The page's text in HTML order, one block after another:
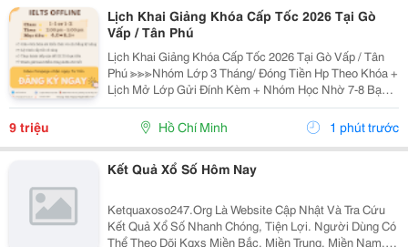
Lịch Khai Giảng Khóa Cấp Tốc 2026 Tại Gò
Vấp / Tân Phú
Lịch Khai Giảng Khóa Cấp Tốc 2026 Tại Gò Vấp / Tân
Phú ≫≫≫Nhóm Lớp 3 Tháng/ Đóng Tiền Hp Theo Khóa +
Lịch Mở Lớp Gửi Đính Kèm + Nhóm Học Nhờ 7-8 Bạn/
Lớp + Giáo Trình Ielts Có Band Điểm Lộ Trình, Sách
Nước Ngoài Bám Sát + Chia Đều 4 Kỹ...
9 triệu Hồ Chí Minh 1 phút trước
Kết Quả Xổ Số Hôm Nay
Ketquaxoso247.Org Là Website Cập Nhật Và Tra Cứu
Kết Quả Xổ Số Nhanh Chóng, Tiện Lợi. Người Dùng Có
Thể Theo Dõi Kqxs Miền Bắc, Miền Trung, Miền Nam,